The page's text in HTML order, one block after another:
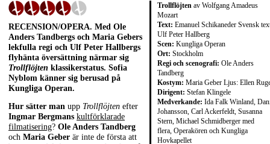
Trollflöjten av Wolfgang Amadeus
Mozart
Text: Emanuel Schikaneder Svensk
Ulf Peter Hallberg
Scen: Kungliga Operan
Ort: Stockholm
Regi och scenografi: Ole Anders
Tandberg
Kostym: Maria Geber Ljus: Ellen
Dirigent: Stefan Klingele
Medverkande: Ida Falk Winland,
Johansson, Carl Ackerfeldt, Susanna
Stern, Michael Schmidberger med
flera, Operakören och Kungliga
Hovkapellet
RECENSION/OPERA. Med Ole
Anders Tandbergs och Maria Gebers
lekfulla regi och Ulf Peter Hallbergs
flyhänta översättning närmar sig
Trollflöjten klassikerstatus. Sofia
Nyblom känner sig berusad på
Kungliga Operan.
Hur sätter man upp Trollflöjten efter
Ingmar Bergmans kultförklarade
filmatisering? Ole Anders Tandberg
och Maria Geber är inte de första att